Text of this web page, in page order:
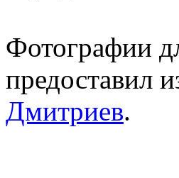
Фотографии
предоставил
Дмитриев.